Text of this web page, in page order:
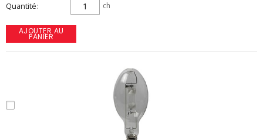
Quantité ch
AJOUTER AU
PANIER